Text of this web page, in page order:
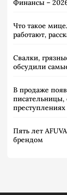
Финансы –
Что такое
работают,
Свалки,
обсудили
В продаже
писательницы,
Пять лет
брендом